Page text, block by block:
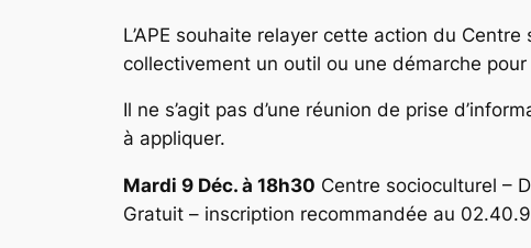
L’APE souhaite relayer cette action du
collectivement un outil ou une démarche
Il ne s’agit pas d’une réunion de prise
à appliquer.
Mardi 9 Déc. à 18h30 Centre socioculturel –
Gratuit – inscription recommandée au